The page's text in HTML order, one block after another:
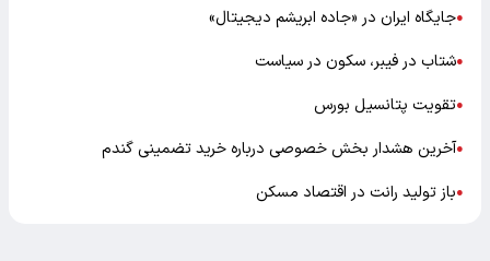
●جایگاه ایران در «جاده ابریشم دیجیتال»
●شتاب در فیبر، سکون در سیاست
●تقویت پتانسیل بورس
●آخرین هشدار بخش خصوصی درباره خرید تضمینی گندم
●باز تولید رانت در اقتصاد مسکن